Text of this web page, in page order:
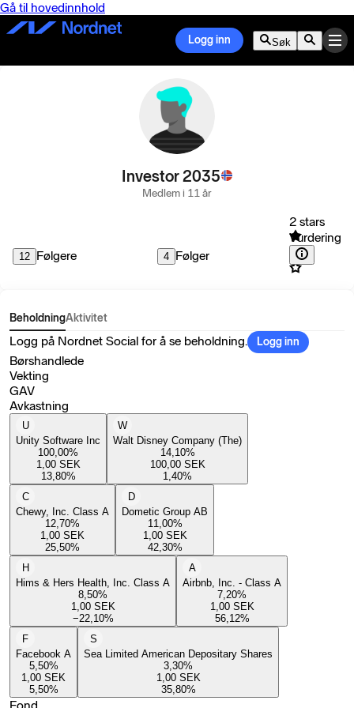
Gå til hovedinnhold
Logg inn Søk
Investor 2035
Medlem i 11 år
12 Følgere 4 Følger
2 stars
Vurdering
BeholdningAktivitet
Logg på Nordnet Social for å se beholdning. Logg inn
Børshandlede
Vekting
GAV
Avkastning
U
Unity Software Inc
100,00%
1,00 SEK
13,80%
W
Walt Disney Company (The)
14,10%
100,00 SEK
1,40%
C
Chewy, Inc. Class A
12,70%
1,00 SEK
25,50%
D
Dometic Group AB
11,00%
1,00 SEK
42,30%
H
Hims & Hers Health, Inc. Class A
8,50%
1,00 SEK
−22,10%
A
Airbnb, Inc. - Class A
7,20%
1,00 SEK
56,12%
F
Facebook A
5,50%
1,00 SEK
5,50%
S
Sea Limited American Depositary Shares
3,30%
1,00 SEK
35,80%